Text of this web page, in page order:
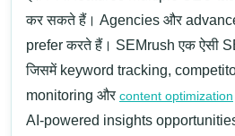
कर सकते हैं। Agencies और
prefer करते हैं। SEMrush एक ऐसी
जिसमें keyword tracking,
monitoring और content optimization
AI-powered insights